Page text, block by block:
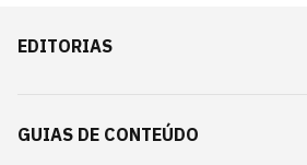
EDITORIAS
GUIAS DE CONTEÚDO